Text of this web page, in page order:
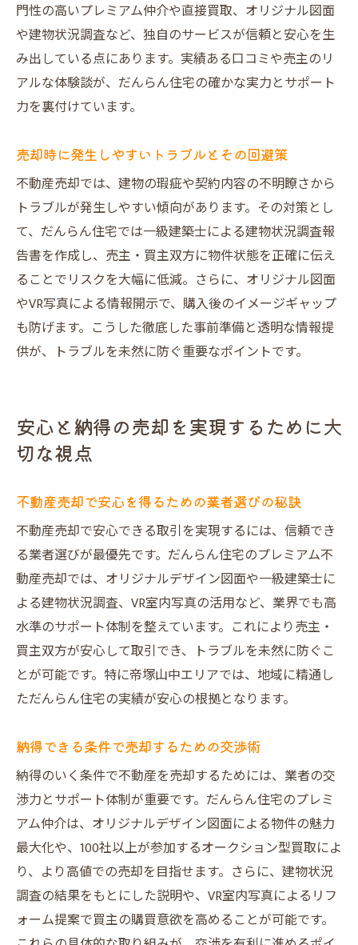
門性の高いプレミアム仲介や直接買取、オリジナル図面
や建物状況調査など、独自のサービスが信頼と安心を生
み出している点にあります。実績ある口コミや売主のリ
アルな体験談が、だんらん住宅の確かな実力とサポート
力を裏付けています。
売却時に発生しやすいトラブルとその回避策
不動産売却では、建物の瑕疵や契約内容の不明瞭さから
トラブルが発生しやすい傾向があります。その対策とし
て、だんらん住宅では一級建築士による建物状況調査報
告書を作成し、売主・買主双方に物件状態を正確に伝え
ることでリスクを大幅に低減。さらに、オリジナル図面
やVR写真による情報開示で、購入後のイメージギャップ
も防げます。こうした徹底した事前準備と透明な情報提
供が、トラブルを未然に防ぐ重要なポイントです。
安心と納得の売却を実現するために大
切な視点
不動産売却で安心を得るための業者選びの秘訣
不動産売却で安心できる取引を実現するには、信頼でき
る業者選びが最優先です。だんらん住宅のプレミアム不
動産売却では、オリジナルデザイン図面や一級建築士に
よる建物状況調査、VR室内写真の活用など、業界でも高
水準のサポート体制を整えています。これにより売主・
買主双方が安心して取引でき、トラブルを未然に防ぐこ
とが可能です。特に帝塚山中エリアでは、地域に精通し
ただんらん住宅の実績が安心の根拠となります。
納得できる条件で売却するための交渉術
納得のいく条件で不動産を売却するためには、業者の交
渉力とサポート体制が重要です。だんらん住宅のプレミ
アム仲介は、オリジナルデザイン図面による物件の魅力
最大化や、100社以上が参加するオークション型買取によ
り、より高値での売却を目指せます。さらに、建物状況
調査の結果をもとにした説明や、VR室内写真によるリフ
ォーム提案で買主の購買意欲を高めることが可能です。